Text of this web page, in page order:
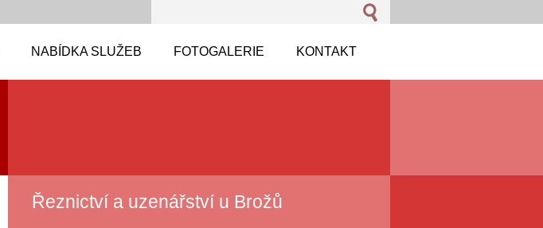
NABÍDKA SLUŽEB FOTOGALERIE KONTAKT
Řeznictví a uzenářství u Brožů